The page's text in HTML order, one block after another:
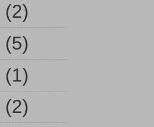
(2)
(5)
(1)
(2)